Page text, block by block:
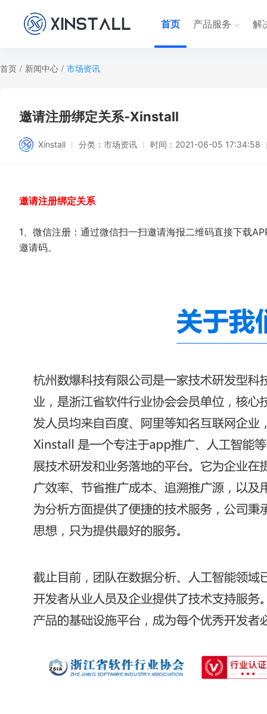
首页 产品服务 解
首页 / 新闻中心 / 市场资讯
邀请注册绑定关系-Xinstall
Xinstall 分类： 市场资讯 时间： 2021-06-05 17:34:58
邀请注册绑定关系
1、微信注册：通过微信扫一扫邀请海报二维码直接下载
邀请码。